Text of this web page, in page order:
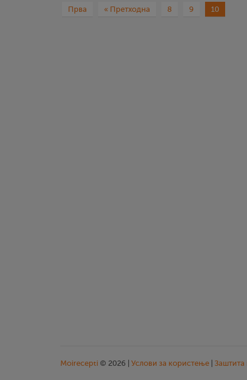
Прва « Претходна 8 9 10
Moirecepti © 2026 | Услови за користење Заштита